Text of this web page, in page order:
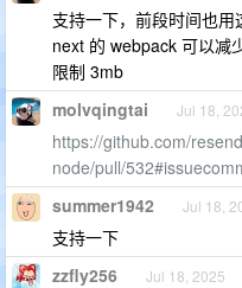
支持一下，前段时间也
next 的 webpack 可以减
限制 3mb
molvqingtai Jul 18,
https://github.com/
node/pull/
summer1942 Jul 18,
支持一下
zzfly256 Jul 18, 2025